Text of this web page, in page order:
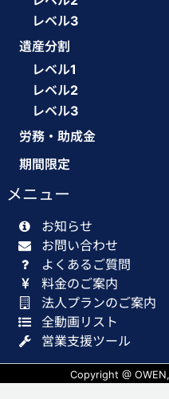
レベル3
遺産分割
レベル1
レベル2
レベル3
労務・助成金
期間限定
メニュー
お知らせ
お問い合わせ
よくあるご質問
料金のご案内
法人プランのご案内
全動画リスト
営業支援ツール
Copyright @